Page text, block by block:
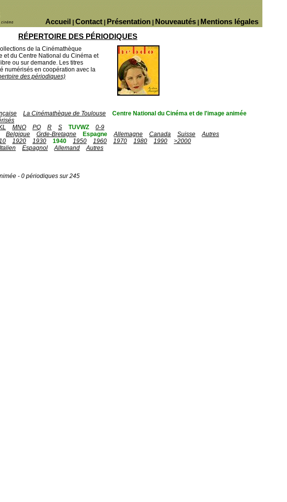
Mentions légales
Nouveautés
Présentation
Contact
Accueil
RÉPERTOIRE DES PÉRIODIQUES
de la Cinémathèque
et du Centre National du Cinéma et
ou sur demande. Les titres
numérisés en coopération avec la
des périodiques)
La Cinémathèque de Toulouse
Centre National du Cinéma et de l'image animée
MNO PQ R S TUVWZ
0-9
Belgique Grde-Bretagne Espagne Allemagne Canada Suisse
Autres
1920 1930 1940 1950 1960 1970 1980 1990
>2000
Italien Espagnol Allemand
Autres
- 0 périodiques sur 245